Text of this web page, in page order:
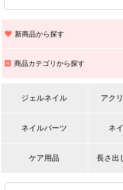
上記期間中のご注文・お問い合
また､ 九州全域でお荷物のお届
新商品から探す
商品カテゴリから探す
ジェルネイル アク
ネイルパーツ ネ
ケア用品 長さ出